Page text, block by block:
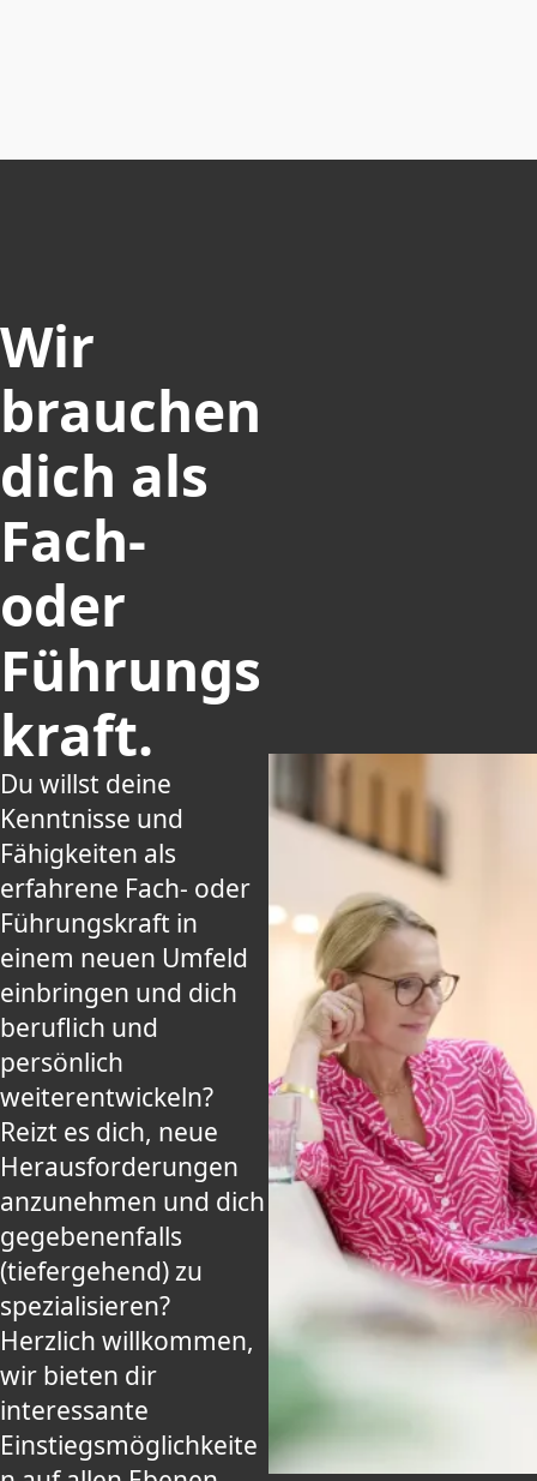
Wir
brauchen
dich als
Fach-
oder
Führungs
kraft.
Du willst deine
Kenntnisse und
Fähigkeiten als
erfahrene Fach- oder
Führungskraft in
einem neuen Umfeld
einbringen und dich
beruflich und
persönlich
weiterentwickeln?
Reizt es dich, neue
Herausforderungen
anzunehmen und dich
gegebenenfalls
(tiefergehend) zu
spezialisieren?
Herzlich willkommen,
wir bieten dir
interessante
Einstiegsmöglichkeite